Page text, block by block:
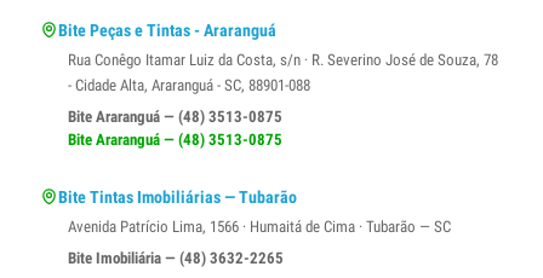
Bite Peças e Tintas - Araranguá
Rua Conêgo Itamar Luiz da Costa, s/n · R. Severino José de Souza, 78
- Cidade Alta, Araranguá - SC, 88901-088
Bite Araranguá — (48) 3513-0875
Bite Araranguá — (48) 3513-0875
Bite Tintas Imobiliárias — Tubarão
Avenida Patrício Lima, 1566 · Humaitá de Cima · Tubarão — SC
Bite Imobiliária — (48) 3632-2265